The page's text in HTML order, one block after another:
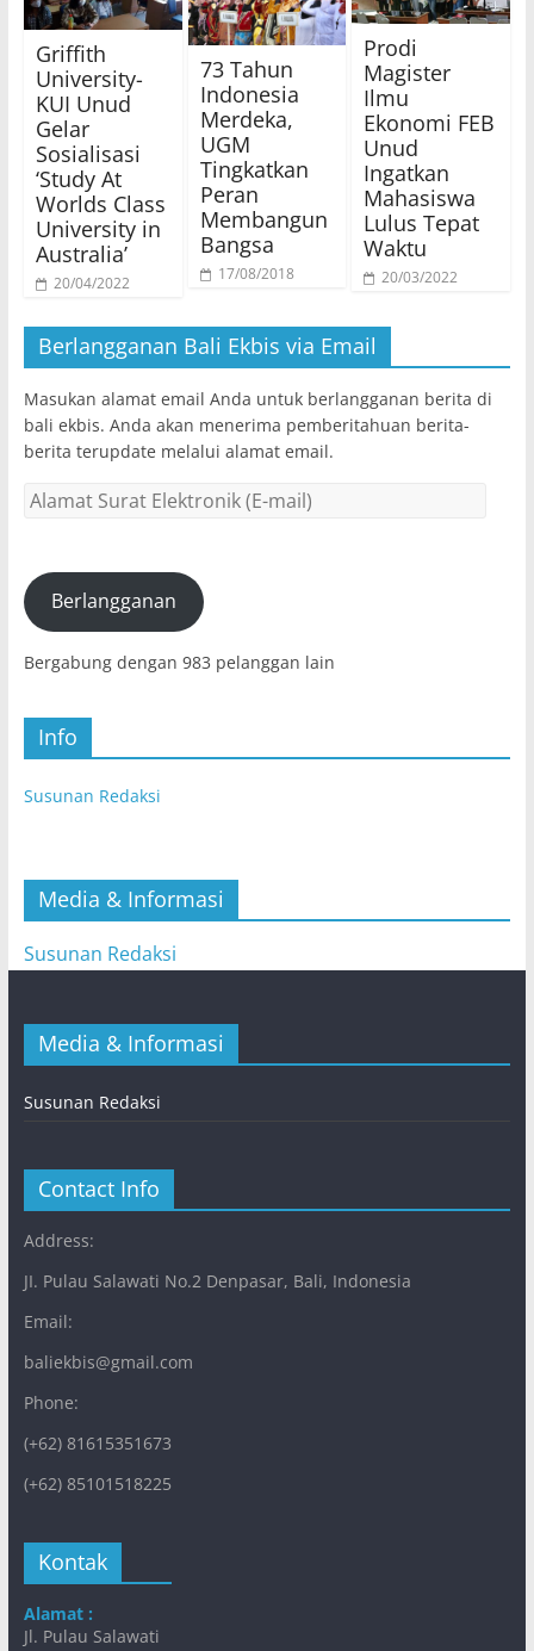
Griffith
University-
KUI Unud
Gelar
Sosialisasi
‘Study At
Worlds Class
University in
Australia’
20/04/2022
73 Tahun
Indonesia
Merdeka,
UGM
Tingkatkan
Peran
Membangun
Bangsa
17/08/2018
Prodi
Magister
Ilmu
Ekonomi FEB
Unud
Ingatkan
Mahasiswa
Lulus Tepat
Waktu
20/03/2022
Berlangganan Bali Ekbis via Email
Masukan alamat email Anda untuk berlangganan berita di
bali ekbis. Anda akan menerima pemberitahuan berita-
berita terupdate melalui alamat email.
Alamat
(E-
mail)Berlangganan
Bergabung dengan 983 pelanggan lain
Info
Susunan Redaksi
Media & Informasi
Susunan Redaksi
Media & Informasi
Susunan Redaksi
Contact Info
Address:
JI. Pulau Salawati No.2 Denpasar, Bali, Indonesia
Email:
baliekbis@gmail.com
Phone:
(+62) 81615351673
(+62) 85101518225
Kontak
Alamat :
Jl. Pulau Salawati